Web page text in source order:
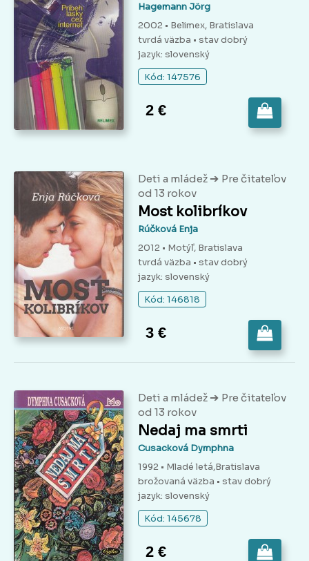
Hagemann Jörg
2002 • Belimex, Bratislava
tvrdá väzba • stav dobrý
jazyk: slovenský
Kód: 147576
2 €
Deti a mládež ➔ Pre čitateľov
od 13 rokov
Most kolibríkov
Rúčková Enja
2012 • Motýľ, Bratislava
tvrdá väzba • stav dobrý
jazyk: slovenský
Kód: 146818
3 €
Deti a mládež ➔ Pre čitateľov
od 13 rokov
Nedaj ma smrti
Cusacková Dymphna
1992 • Mladé letá,Bratislava
brožovaná väzba • stav dobrý
jazyk: slovenský
Kód: 145678
2 €